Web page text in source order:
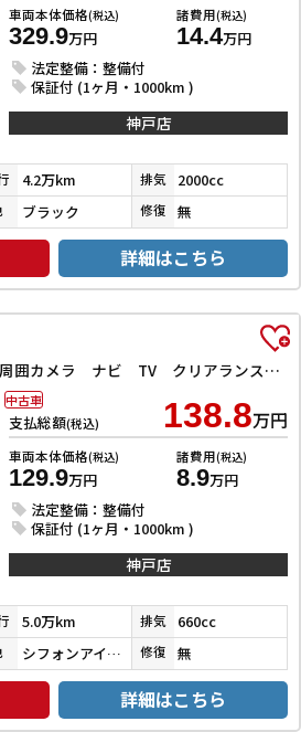
車両本体価格(税込)
329.9万円
諸費用(税込)
14.4万円
法定整備：整備付
保証付 (1ヶ月・1000km )
神戸店
4.2万km 排気 2000cc
ブラック 修復 無
詳細はこちら
ハイブリッドG ETC 全周囲カメラ ナビ TV クリアランスソナー オートクルーズコントロール レーンアシスト 衝突被害軽減システム オートライト スマートキー アイドリングストップ
支払総額(税込) 138.8万円
車両本体価格(税込)
129.9万円
諸費用(税込)
8.9万円
法定整備：整備付
保証付 (1ヶ月・1000km )
中古車
神戸店
5.0万km 排気 660cc
シフォンアイボリーメタリック 修復 無
詳細はこちら